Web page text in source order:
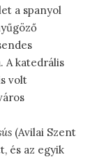
a spanyol
A katedrális
volt
(Avilai Szent
és az egyik